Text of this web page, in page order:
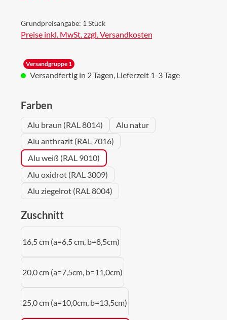
Grundpreisangabe: 1 Stück
Preise inkl. MwSt. zzgl. Versandkosten
Versandgruppe 1
Versandfertig in 2 Tagen, Lieferzeit 1-3 Tage
Farbenauswählen
Alu braun (RAL 8014)
Alu natur
Alu anthrazit (RAL 7016)
Alu weiß (RAL 9010)
Alu oxidrot (RAL 3009)
Alu ziegelrot (RAL 8004)
Zuschnitt
16,5 cm (a=6,5 cm, b=8,5cm)
20,0 cm (a=7,5cm, b=11,0cm)
25,0 cm (a=10,0cm, b=13,5cm)